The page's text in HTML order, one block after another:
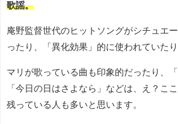
歌謡。
庵野監督世代のヒットソングがシチュエ
ったり、「異化効果」的に使われていたり
マリが歌っている曲も印象的だったり、
「今日の日はさよなら」などは、え？こ
残っている人も多いと思います。